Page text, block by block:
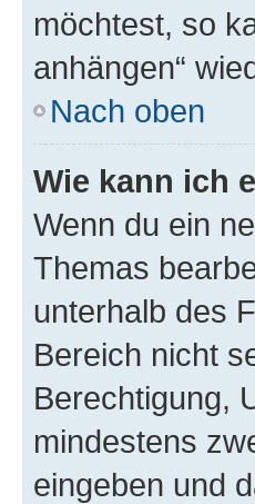
möchtest, so
anhängen“
Nach oben
Wie kann ich
Wenn du ein
Themas
unterhalb des
Bereich nicht
Berechtigung,
mindestens
eingeben und